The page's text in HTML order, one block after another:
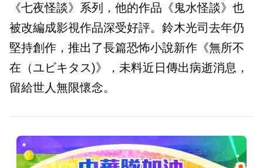
《七夜怪談》系列，他的作品《鬼水怪談》也
被改編成影視作品深受好評。鈴木光司去年仍
堅持創作，推出了長篇恐怖小說新作《無所不
在（ユビキタス)》，未料近日傳出病逝消息，
留給世人無限懷念。